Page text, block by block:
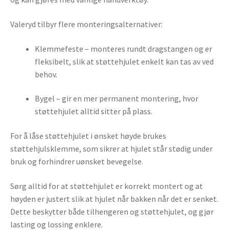
Valeryd tilbyr flere monteringsalternativer:
Klemmefeste – monteres rundt dragstangen og er
fleksibelt, slik at støttehjulet enkelt kan tas av ved
behov.
Bygel – gir en mer permanent montering, hvor
støttehjulet alltid sitter på plass.
For å låse støttehjulet i ønsket høyde brukes
støttehjulsklemme, som sikrer at hjulet står stødig under
bruk og forhindrer uønsket bevegelse.
Sørg alltid for at støttehjulet er korrekt montert og at
høyden er justert slik at hjulet når bakken når det er senket.
Dette beskytter både tilhengeren og støttehjulet, og gjør
lasting og lossing enklere.